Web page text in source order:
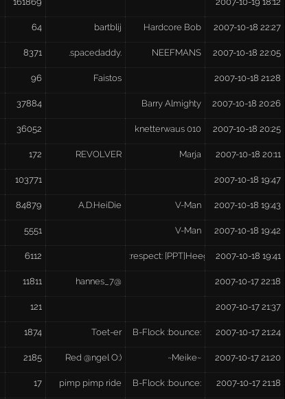
64 bartblij Hardcore Bob 2007-10-18 22:27
8371 .spacedaddy. NEEFMANS 2007-10-18 22:05
96 Faistos 2007-10-18 21:28
37884 Barry Almighty 2007-10-18 20:26
36052 knetterwaus 010 2007-10-18 20:25
172 REVOLVER Marja 2007-10-18 20:11
103771 2007-10-18 19:47
84879 A.D.HeiDie V-Man 2007-10-18 19:43
5551 V-Man 2007-10-18 19:42
6112 :respect: [PPT]HeegTownMadness
2007-10-18 19:41
11811 hannes_7@ 2007-10-17 22:18
121 2007-10-17 21:37
1874 Toet-er B-Flock :bounce: 2007-10-17 21:24
2185 Red @ngel O:) ~Meike~ 2007-10-17 21:20
17 pimp pimp ride B-Flock :bounce: 2007-10-17 21:18